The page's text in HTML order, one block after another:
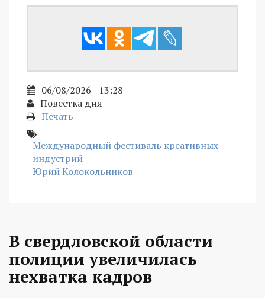
06/08/2026 - 13:28
Повестка дня
Печать
Международный фестиваль креативных
индустрий
Юрий Колокольников
В свердловской области
полиции увеличилась
нехватка кадров